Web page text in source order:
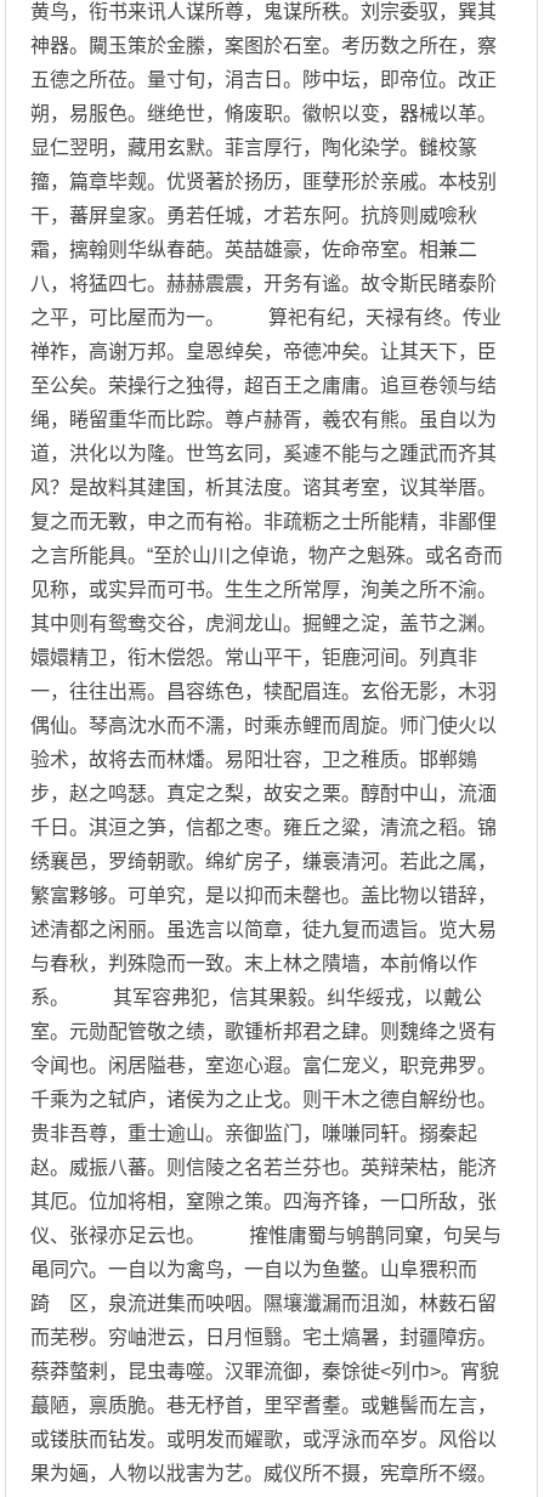
黄鸟，衔书来讯人谋所尊，鬼谋所秩。刘宗委驭，巽其
神器。闚玉策於金縢，案图於石室。考历数之所在，察
五德之所莅。量寸旬，涓吉日。陟中坛，即帝位。改正
朔，易服色。继绝世，脩废职。徽帜以变，器械以革。
显仁翌明，藏用玄默。菲言厚行，陶化染学。雠校篆
籀，篇章毕觌。优贤著於扬历，匪孽形於亲戚。本枝别
干，蕃屏皇家。勇若任城，才若东阿。抗旍则威噞秋
霜，摛翰则华纵春葩。英喆雄豪，佐命帝室。相兼二
八，将猛四七。赫赫震震，开务有谧。故令斯民睹泰阶
之平，可比屋而为一。 算祀有纪，天禄有终。传业
禅祚，高谢万邦。皇恩绰矣，帝德冲矣。让其天下，臣
至公矣。荣操行之独得，超百王之庸庸。追亘卷领与结
绳，睠留重华而比踪。尊卢赫胥，羲农有熊。虽自以为
道，洪化以为隆。世笃玄同，奚遽不能与之踵武而齐其
风？是故料其建国，析其法度。谘其考室，议其举厝。
复之而无斁，申之而有裕。非疏粝之士所能精，非鄙俚
之言所能具。“至於山川之倬诡，物产之魁殊。或名奇而
见称，或实异而可书。生生之所常厚，洵美之所不渝。
其中则有鸳鸯交谷，虎涧龙山。掘鲤之淀，盖节之渊。
嬛嬛精卫，衔木偿怨。常山平干，钜鹿河间。列真非
一，往往出焉。昌容练色，犊配眉连。玄俗无影，木羽
偶仙。琴高沈水而不濡，时乘赤鲤而周旋。师门使火以
验术，故将去而林燔。易阳壮容，卫之稚质。邯郸鵕
步，赵之鸣瑟。真定之梨，故安之栗。醇酎中山，流湎
千日。淇洹之笋，信都之枣。雍丘之粱，清流之稻。锦
绣襄邑，罗绮朝歌。绵纩房子，缣裛清河。若此之属，
繁富夥够。可单究，是以抑而未罄也。盖比物以错辞，
述清都之闲丽。虽选言以简章，徒九复而遗旨。览大易
与春秋，判殊隐而一致。末上林之隤墙，本前脩以作
系。 其军容弗犯，信其果毅。纠华绥戎，以戴公
室。元勋配管敬之绩，歌锺析邦君之肆。则魏绛之贤有
令闻也。闲居隘巷，室迩心遐。富仁宠义，职竞弗罗。
千乘为之轼庐，诸侯为之止戈。则干木之德自解纷也。
贵非吾尊，重士逾山。亲御监门，嗛嗛同轩。搦秦起
赵。威振八蕃。则信陵之名若兰芬也。英辩荣枯，能济
其厄。位加将相，窒隙之策。四海齐锋，一口所敌，张
仪、张禄亦足云也。 搉惟庸蜀与鸲鹊同窠，句吴与
黾同穴。一自以为禽鸟，一自以为鱼鳖。山阜猥积而
踦 区，泉流迸集而咉咽。隰壤瀸漏而沮洳，林薮石留
而芜秽。穷岫泄云，日月恒翳。宅土熇暑，封疆障疠。
蔡莽螫剌，昆虫毒噬。汉罪流御，秦馀徙<列巾>。宵貌
蕞陋，禀质脆。巷无杼首，里罕耆耋。或魋髻而左言，
或镂肤而钻发。或明发而嬥歌，或浮泳而卒岁。风俗以
果为婳，人物以戕害为艺。威仪所不摄，宪章所不缀。